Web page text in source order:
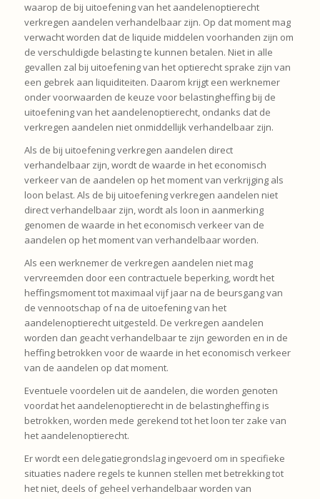
waarop de bij uitoefening van het aandelenoptierecht
verkregen aandelen verhandelbaar zijn. Op dat moment mag
verwacht worden dat de liquide middelen voorhanden zijn om
de verschuldigde belasting te kunnen betalen. Niet in alle
gevallen zal bij uitoefening van het optierecht sprake zijn van
een gebrek aan liquiditeiten. Daarom krijgt een werknemer
onder voorwaarden de keuze voor belastingheffing bij de
uitoefening van het aandelenoptierecht, ondanks dat de
verkregen aandelen niet onmiddellijk verhandelbaar zijn.
Als de bij uitoefening verkregen aandelen direct
verhandelbaar zijn, wordt de waarde in het economisch
verkeer van de aandelen op het moment van verkrijging als
loon belast. Als de bij uitoefening verkregen aandelen niet
direct verhandelbaar zijn, wordt als loon in aanmerking
genomen de waarde in het economisch verkeer van de
aandelen op het moment van verhandelbaar worden.
Als een werknemer de verkregen aandelen niet mag
vervreemden door een contractuele beperking, wordt het
heffingsmoment tot maximaal vijf jaar na de beursgang van
de vennootschap of na de uitoefening van het
aandelenoptierecht uitgesteld. De verkregen aandelen
worden dan geacht verhandelbaar te zijn geworden en in de
heffing betrokken voor de waarde in het economisch verkeer
van de aandelen op dat moment.
Eventuele voordelen uit de aandelen, die worden genoten
voordat het aandelenoptierecht in de belastingheffing is
betrokken, worden mede gerekend tot het loon ter zake van
het aandelenoptierecht.
Er wordt een delegatiegrondslag ingevoerd om in specifieke
situaties nadere regels te kunnen stellen met betrekking tot
het niet, deels of geheel verhandelbaar worden van